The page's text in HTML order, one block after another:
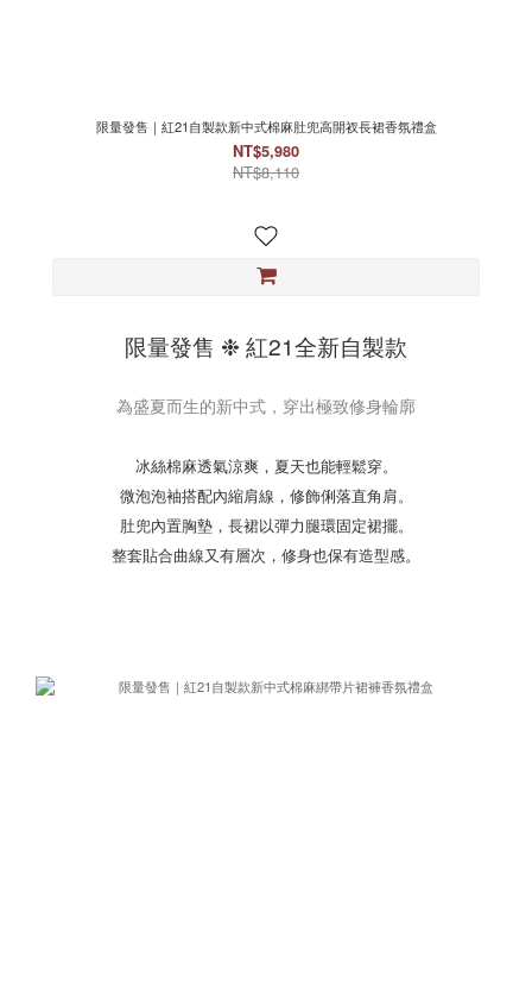
限量發售｜紅21自製款新中式棉麻肚兜高開衩長裙香氛禮盒
NT$5,980
NT$8,110
限量發售 ❉ 紅21全新自製款
為盛夏而生的新中式，穿出極致修身輪廓
冰絲棉麻透氣涼爽，夏天也能輕鬆穿。
微泡泡袖搭配內縮肩線，修飾俐落直角肩。
肚兜內置胸墊，長裙以彈力腿環固定裙擺。
整套貼合曲線又有層次，修身也保有造型感。